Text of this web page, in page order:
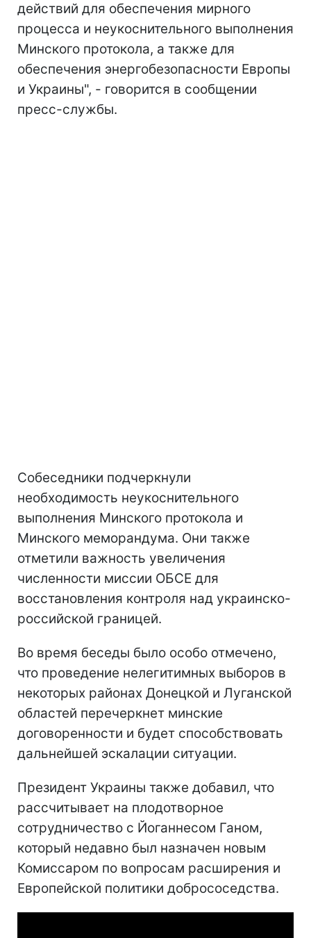
действий для обеспечения мирного
процесса и неукоснительного выполнения
Минского протокола, а также для
обеспечения энергобезопасности Европы
и Украины", - говорится в сообщении
пресс-службы.
Собеседники подчеркнули
необходимость неукоснительного
выполнения Минского протокола и
Минского меморандума. Они также
отметили важность увеличения
численности миссии ОБСЕ для
восстановления контроля над украинско-
российской границей.
Во время беседы было особо отмечено,
что проведение нелегитимных выборов в
некоторых районах Донецкой и Луганской
областей перечеркнет минские
договоренности и будет способствовать
дальнейшей эскалации ситуации.
Президент Украины также добавил, что
рассчитывает на плодотворное
сотрудничество с Йоганнесом Ганом,
который недавно был назначен новым
Комиссаром по вопросам расширения и
Европейской политики добрососедства.